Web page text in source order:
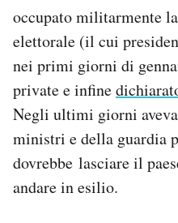
occupato militarmente
elettorale (il cui
nei primi giorni di
private e infine
Negli ultimi giorni
ministri e della guardia
dovrebbe lasciare il
andare in esilio.